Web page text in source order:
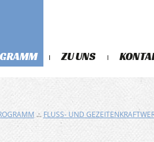
ZU UNS
.:. FLUSS- UND